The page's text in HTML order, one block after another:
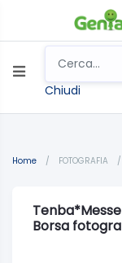
Chiudi
Home / FOTOGRAFIA /
Borsa